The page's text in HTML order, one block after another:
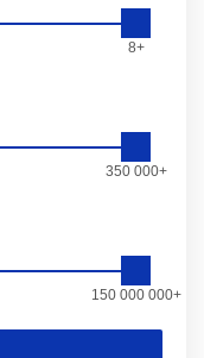
8+
350 000+
150 000 000+